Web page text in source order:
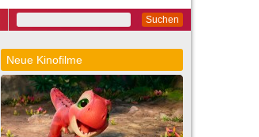
Suchen
Neue Kinofilme